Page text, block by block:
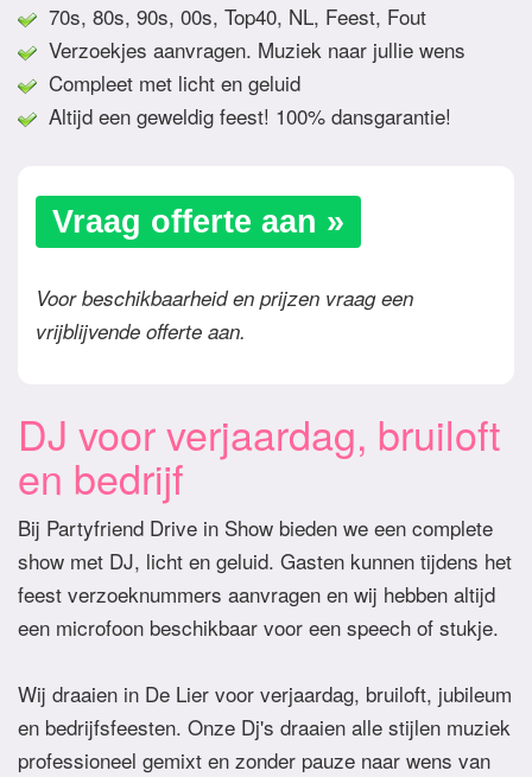
70s, 80s, 90s, 00s, Top40, NL, Feest, Fout
Verzoekjes aanvragen. Muziek naar jullie wens
Compleet met licht en geluid
Altijd een geweldig feest! 100% dansgarantie!
Vraag offerte aan »
Voor beschikbaarheid en prijzen vraag een
vrijblijvende offerte aan.
DJ voor verjaardag, bruiloft
en bedrijf
Bij Partyfriend Drive in Show bieden we een complete
show met DJ, licht en geluid. Gasten kunnen tijdens het
feest verzoeknummers aanvragen en wij hebben altijd
een microfoon beschikbaar voor een speech of stukje.
Wij draaien in De Lier voor verjaardag, bruiloft, jubileum
en bedrijfsfeesten. Onze Dj's draaien alle stijlen muziek
professioneel gemixt en zonder pauze naar wens van